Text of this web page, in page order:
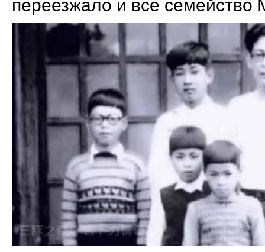
переезжало и все семейство